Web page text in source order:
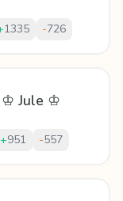
1335 -726
♔ Jule ♔
+951 -557